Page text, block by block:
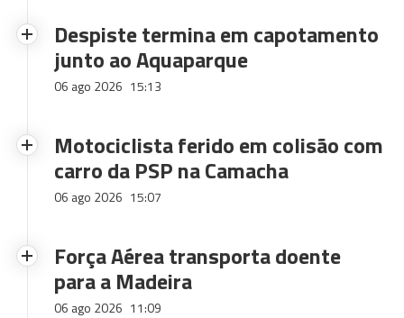
Despiste termina em capotamento
junto ao Aquaparque
06 ago 2026 15:13
Motociclista ferido em colisão com
carro da PSP na Camacha
06 ago 2026 15:07
Força Aérea transporta doente
para a Madeira
06 ago 2026 11:09